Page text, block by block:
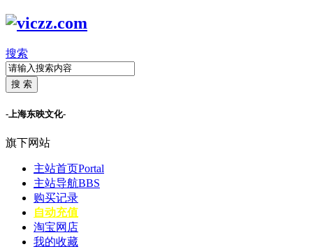
搜索
搜 索
-上海东映文化-
旗下网站
主站首页Portal
主站导航BBS
购买记录
自动充值
淘宝网店
我的收藏